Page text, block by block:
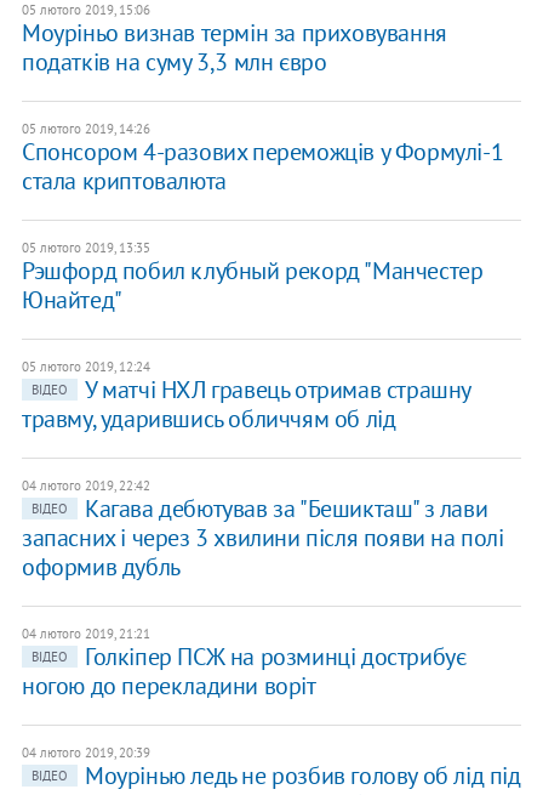
05 лютого 2019, 15:06
Моуріньо визнав термін за приховування
податків на суму 3,3 млн євро
05 лютого 2019, 14:26
Спонсором 4-разових переможців у Формулі-1
стала криптовалюта
05 лютого 2019, 13:35
Рэшфорд побил клубный рекорд "Манчестер
Юнайтед"
05 лютого 2019, 12:24
ВІДЕО
У матчі НХЛ гравець отримав страшну
травму, ударившись обличчям об лід
04 лютого 2019, 22:42
ВІДЕО
Кагава дебютував за "Бешикташ" з лави
запасних і через 3 хвилини після появи на полі
оформив дубль
04 лютого 2019, 21:21
ВІДЕО
Голкіпер ПСЖ на розминці дострибує
ногою до перекладини воріт
04 лютого 2019, 20:39
ВІДЕО
Моурінью ледь не розбив голову об лід під